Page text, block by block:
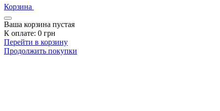
Корзина
Ваша корзина пустая
К оплате: 0 грн
Перейти в корзину
Продолжить покупки